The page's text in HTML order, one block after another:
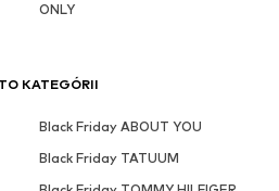
ONLY
KATEGÓRII
Black Friday ABOUT YOU
Black Friday TATUUM